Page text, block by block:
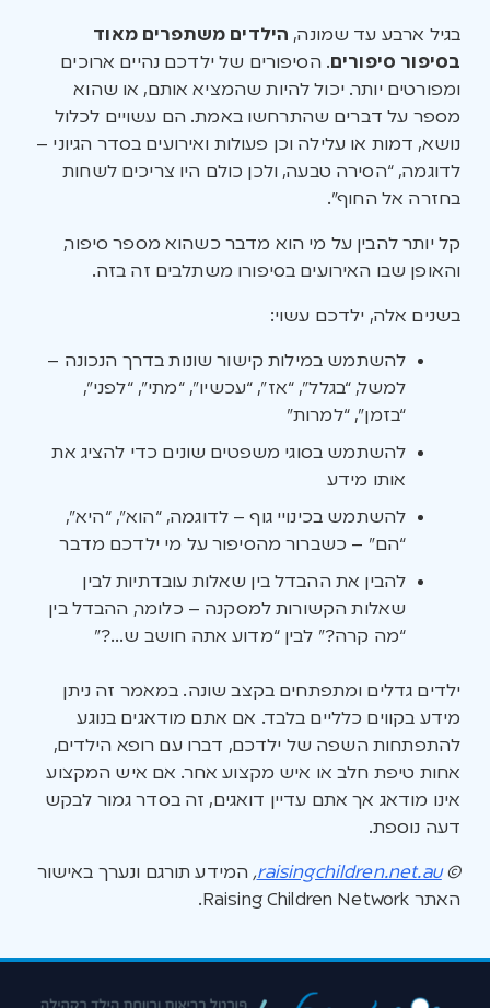
בגיל ארבע עד שמונה, הילדים משתפרים מאוד
בסיפור סיפורים. הסיפורים של ילדכם נהיים ארוכים
ומפורטים יותר. יכול להיות שהמציא אותם, או שהוא
מספר על דברים שהתרחשו באמת. הם עשויים לכלול
נושא, דמות או עלילה וכן פעולות ואירועים בסדר הגיוני –
לדוגמה, “הסירה טבעה, ולכן כולם היו צריכים לשחות
בחזרה אל החוף”.
קל יותר להבין על מי הוא מדבר כשהוא מספר סיפור,
והאופן שבו האירועים בסיפורו משתלבים זה בזה.
בשנים אלה, ילדכם עשוי:
להשתמש במילות קישור שונות בדרך הנכונה –
למשל, “בגלל”, “אז”, “עכשיו”, “מתי”, “לפני”,
“בזמן”, “למרות”
להשתמש בסוגי משפטים שונים כדי להציג את
אותו מידע
להשתמש בכינויי גוף – לדוגמה, “הוא”, “היא”,
“הם” – כשברור מהסיפור על מי ילדכם מדבר
להבין את ההבדל בין שאלות עובדתיות לבין
שאלות הקשורות למסקנה – כלומר, ההבדל בין
“מה קרה?” לבין “מדוע אתה חושב ש…?”
ילדים גדלים ומתפתחים בקצב שונה. במאמר זה ניתן
מידע בקווים כלליים בלבד. אם אתם מודאגים בנוגע
להתפתחות השפה של ילדכם, דברו עם רופא הילדים,
אחות טיפת חלב או איש מקצוע אחר. אם איש המקצוע
אינו מודאג אך אתם עדיין דואגים, זה בסדר גמור לבקש
דעה נוספת.
©
raisingchildren.net.au
, המידע תורגם ונערך באישור
האתר Raising Children Network.